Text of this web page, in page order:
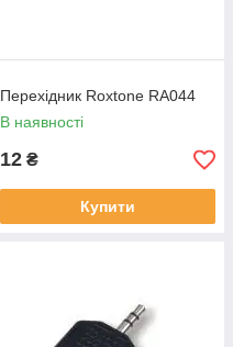
Перехідник Roxtone RA044
В наявності
12 ₴
Купити